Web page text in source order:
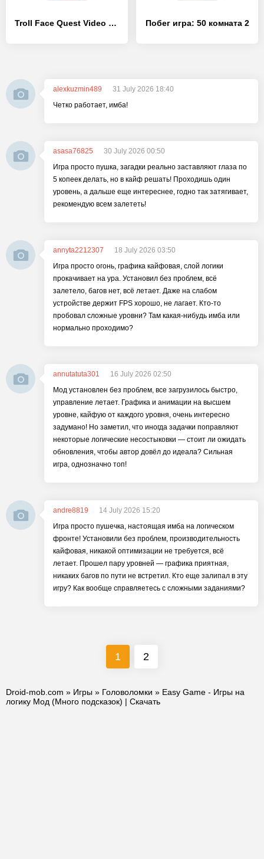
Troll Face Quest Video Games 2 Побег игра: 50 комната 2
alexkuzmin489
31 July 2026 18:40
Четко работает, имба!
asasa76825
30 July 2026 00:50
Игра просто пушка, загадки реально заставляют глаза по
5 копеек делать, но в кайф решать! Проходишь один
уровень, а дальше еще интереснее, годно так затягивает,
рекомендую всем залететь!
annyta2212307
18 July 2026 03:50
Игра просто огонь, графика кайфовая, слой логики
прокачивает на ура. Установил без проблем, всё
залетело, багов нет, всё летает. Даже на слабом
устройстве держит FPS хорошо, не лагает. Кто-то
пробовал сложные уровни? Там какая-нибудь имба или
нормально проходимо?
annutatuta301
16 July 2026 02:50
Мод установлен без проблем, все загрузилось быстро,
управление летает. Графика и анимации на высшем
уровне, кайфую от каждого уровня, очень интересно
задумано! Но заметил, что иногда задачки поправляют
некоторые логические несостыковки — стоит ли ожидать
обновления, чтобы автор довёл до идеала? Сильная
игра, однозначно топ!
andre8819
14 July 2026 15:20
Игра просто пушечка, настоящая имба на логическом
фронте! Установили без проблем, производительность
кайфовая, никакой оптимизации не требуется, всё
летает. Прошел пару уровней — графика приятная,
никаких багов по пути не встретил. Кто еще залипал в эту
игру? Как вообще справляетесь с сложными заданиями?
1 2
Droid-mob.com » Игры » Головоломки » Easy Game - Игры на
логику Мод (Много подсказок) | Скачать